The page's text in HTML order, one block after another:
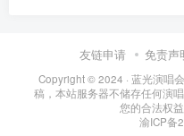
友链申请 免责声
Copyright © 2024 · 蓝光演唱
稿，本站服务器不储存任何演
您的合法权
渝ICP备